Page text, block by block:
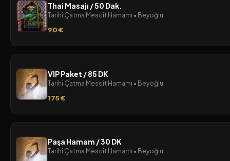
Thai Masajı / 50 Dak.
Tarihi Çatma Mescit Hamamı • Beyoğlu
90 €
VIP Paket / 85 DK
Tarihi Çatma Mescit Hamamı • Beyoğlu
175 €
Paşa Hamam / 30 DK
Tarihi Çatma Mescit Hamamı • Beyoğlu